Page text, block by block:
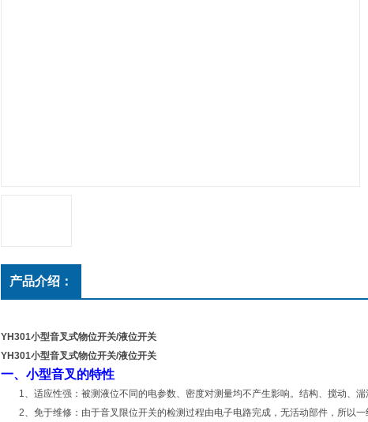
产品介绍：
YH301小型音叉式物位开关/液位开关
YH301小型音叉式物位开关/液位开关
一、小型音叉的特性
1、适应性强：被测液位不同的电参数、密度对测量均不产生影响。结构、搅动、
2、免于维修：由于音叉限位开关的检测过程由电子电路完成，无活动部件，所以一